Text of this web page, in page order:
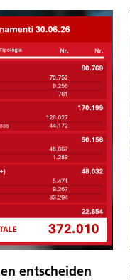
entscheiden